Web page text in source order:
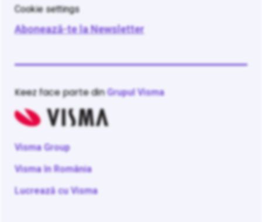
Cookie settings
Abonează-te la Newsletter
Keez face parte dinGrupul Visma
Visma Group
Visma în România
Lucrează cu Visma